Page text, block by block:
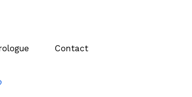
Contact